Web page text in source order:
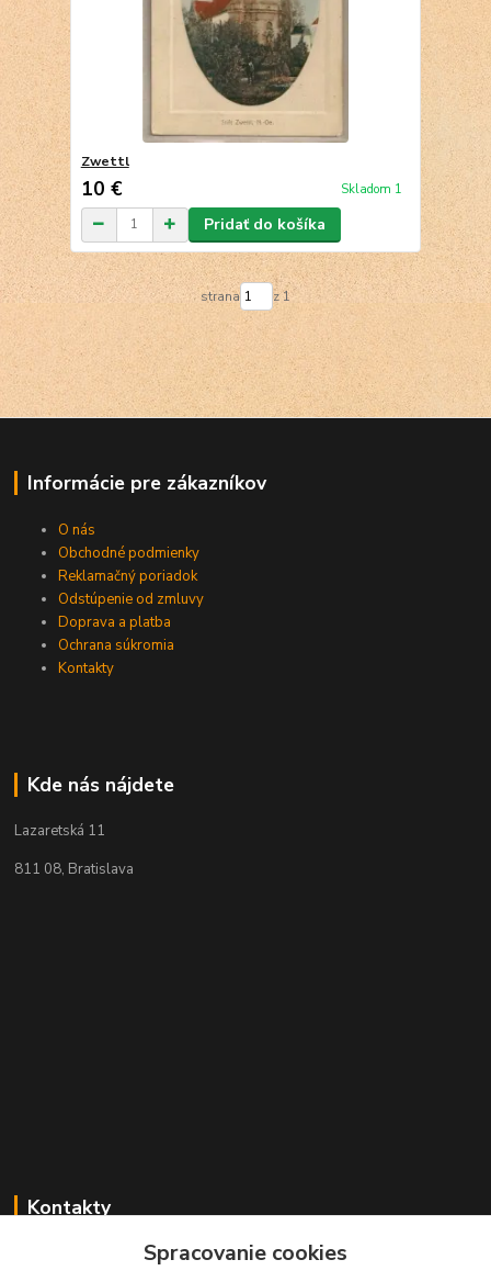
Zwettl
10 € Skladom 1
Pridať do košíka
strana z 1
Informácie pre zákazníkov
O nás
Obchodné podmienky
Reklamačný poriadok
Odstúpenie od zmluvy
Doprava a platba
Ochrana súkromia
Kontakty
Kde nás nájdete
Lazaretská 11
811 08, Bratislava
Kontakty
+421 2 529 67 411Spracovanie cookies